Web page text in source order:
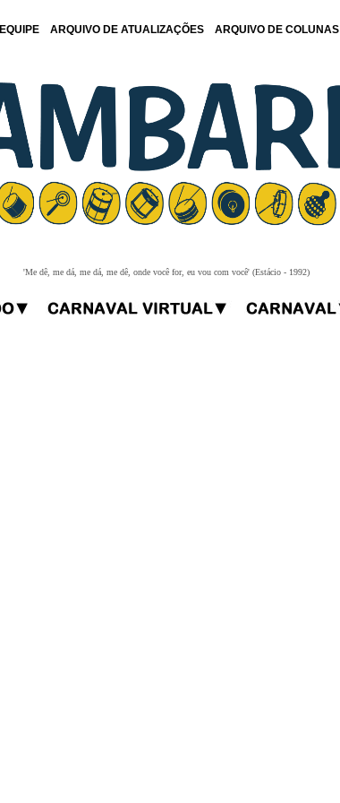
EQUIPE ARQUIVO DE ATUALIZAÇÕES ARQUIVO DE COLUNAS
'Me dê, me dá, me dá, me dê, onde você for, eu vou com você' (Estácio - 1992)